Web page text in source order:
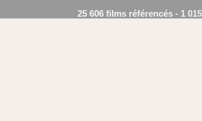
25 606 films référencés - 1